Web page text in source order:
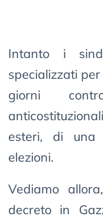
Intanto i
specializzati
giorni
esteri, di una
elezioni.
Vediamo
decreto in